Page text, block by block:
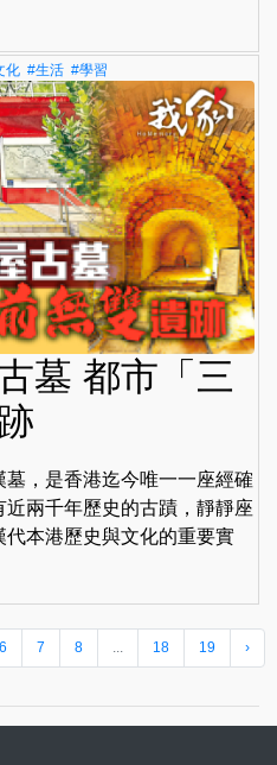
化 #生活 #學習
墓 都市「三
，是香港迄今唯一一座經確
兩千年歷史的古蹟，靜靜座
本港歷史與文化的重要實
6 7 8 18 19 ›